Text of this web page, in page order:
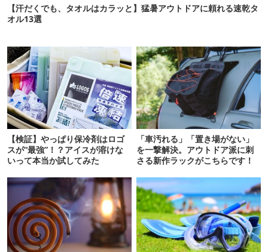
【汗だくでも、タオルはカラッと】猛暑アウトドアに頼れる速乾タ
オル13選
【検証】やっぱり保冷剤はロゴ
スが“最強”！？アイスが溶けな
いって本当か試してみた
「車汚れる」「置き場がない」
を一撃解決。アウトドア派に刺
さる新作ラックがこちらです！